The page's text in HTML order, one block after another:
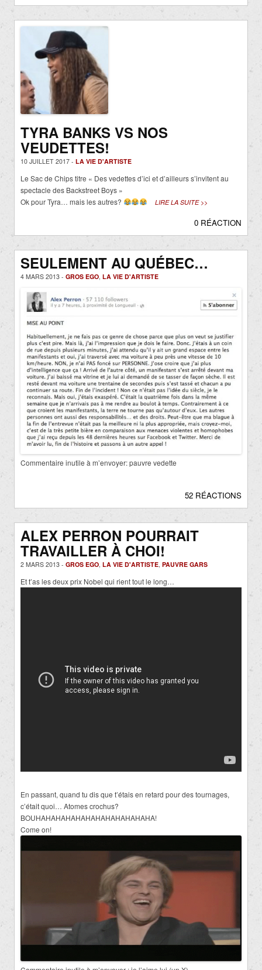
TYRA BANKS VS NOS
VEUDETTES!
10 JUILLET 2017 - LA VIE D'ARTISTE
Le Sac de Chips titre « Des vedettes d’ici et d’ailleurs s’invitent au
spectacle des Backstreet Boys »
Ok pour Tyra… mais les autres?
LIRE LA SUITE >>
0 RÉACTION
SEULEMENT AU QUÉBEC…
4 MARS 2013 - GROS EGO, LA VIE D'ARTISTE
Commentaire inutile à m’envoyer: pauvre vedette
52 RÉACTIONS
ALEX PERRON POURRAIT
TRAVAILLER À CHOI!
2 MARS 2013 - GROS EGO, LA VIE D'ARTISTE, PAUVRE GARS
Et t’as les deux prix Nobel qui rient tout le long…
En passant, quand tu dis que t’étais en retard pour des tournages,
c’était quoi… Atomes crochus?
BOUHAHAHAHAHAHAHAHAHAHAHAHA!
Come on!